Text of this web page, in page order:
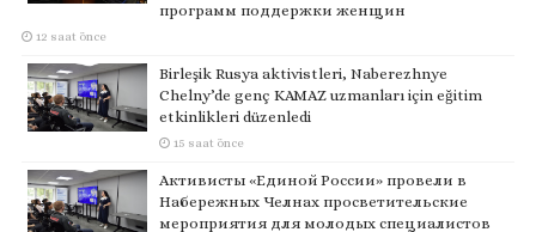
программ поддержки женщин
12 saat önce
Birleşik Rusya aktivistleri, Naberezhnye
Chelny’de genç KAMAZ uzmanları için eğitim
etkinlikleri düzenledi
15 saat önce
Активисты «Единой России» провели в
Набережных Челнах просветительские
мероприятия для молодых специалистов